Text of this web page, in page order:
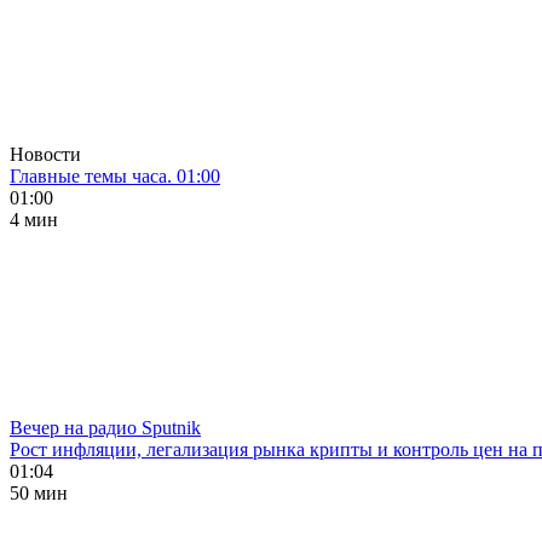
Новости
Главные темы часа. 01:00
01:00
4 мин
Вечер на радио Sputnik
Рост инфляции, легализация рынка крипты и контроль цен на
01:04
50 мин